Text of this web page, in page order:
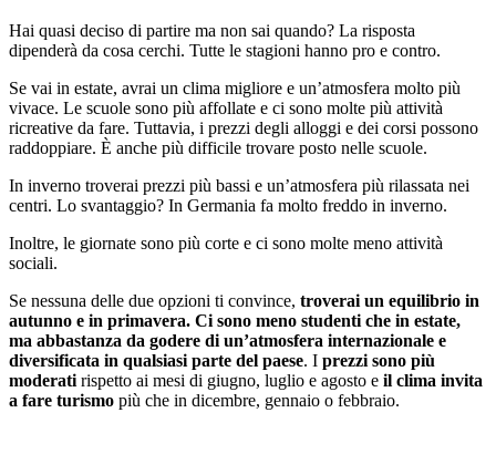
Hai quasi deciso di partire ma non sai quando? La risposta
dipenderà da cosa cerchi. Tutte le stagioni hanno pro e contro.
Se vai in estate, avrai un clima migliore e un’atmosfera molto più
vivace. Le scuole sono più affollate e ci sono molte più attività
ricreative da fare. Tuttavia, i prezzi degli alloggi e dei corsi possono
raddoppiare. È anche più difficile trovare posto nelle scuole.
In inverno troverai prezzi più bassi e un’atmosfera più rilassata nei
centri. Lo svantaggio? In Germania fa molto freddo in inverno.
Inoltre, le giornate sono più corte e ci sono molte meno attività
sociali.
Se nessuna delle due opzioni ti convince, troverai un equilibrio in
autunno e in primavera. Ci sono meno studenti che in estate,
ma abbastanza da godere di un’atmosfera internazionale e
diversificata in qualsiasi parte del paese. I prezzi sono più
moderati rispetto ai mesi di giugno, luglio e agosto e il clima invita
a fare turismo più che in dicembre, gennaio o febbraio.